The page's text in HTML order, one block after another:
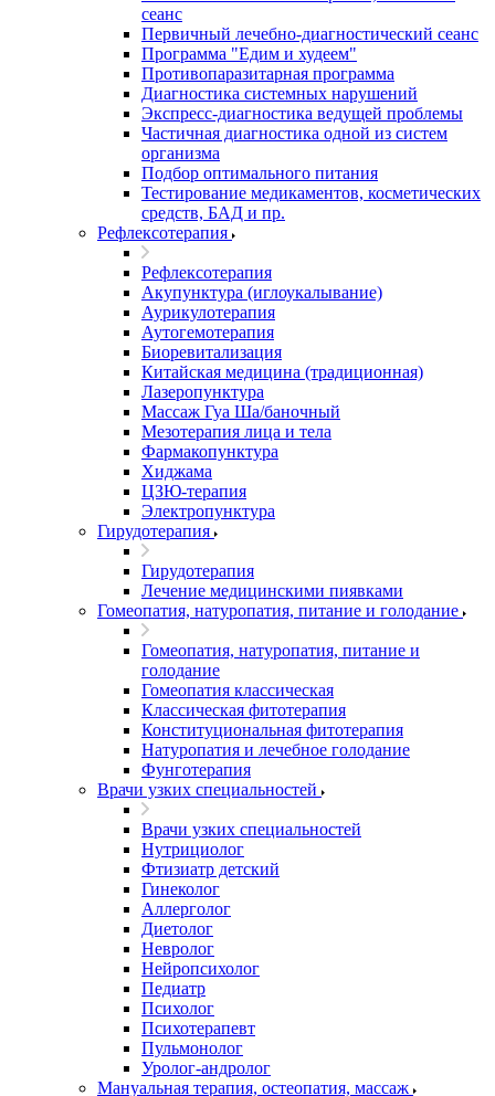
сеанс
Первичный лечебно-диагностический сеанс
Программа "Едим и худеем"
Противопаразитарная программа
Диагностика системных нарушений
Экспресс-диагностика ведущей проблемы
Частичная диагностика одной из систем
организма
Подбор оптимального питания
Тестирование медикаментов, косметических
средств, БАД и пр.
Рефлексотерапия
Рефлексотерапия
Акупунктура (иглоукалывание)
Аурикулотерапия
Аутогемотерапия
Биоревитализация
Китайская медицина (традиционная)
Лазеропунктура
Массаж Гуа Ша/баночный
Мезотерапия лица и тела
Фармакопунктура
Хиджама
ЦЗЮ-терапия
Электропунктура
Гирудотерапия
Гирудотерапия
Лечение медицинскими пиявками
Гомеопатия, натуропатия, питание и голодание
Гомеопатия, натуропатия, питание и
голодание
Гомеопатия классическая
Классическая фитотерапия
Конституциональная фитотерапия
Натуропатия и лечебное голодание
Фунготерапия
Врачи узких специальностей
Врачи узких специальностей
Нутрициолог
Фтизиатр детский
Гинеколог
Аллерголог
Диетолог
Невролог
Нейропсихолог
Педиатр
Психолог
Психотерапевт
Пульмонолог
Уролог-андролог
Мануальная терапия, остеопатия, массаж